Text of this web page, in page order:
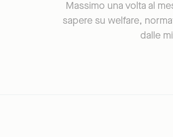
Massimo una volta al
sapere su welfare,
dalle